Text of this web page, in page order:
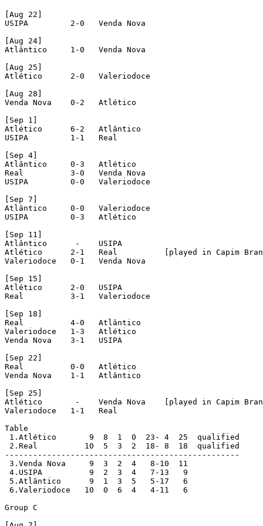
[Aug 22]
USIPA         2-0   Venda Nova
[Aug 24]
Atlântico     1-0   Venda Nova
[Aug 25]
Atlético      2-0   Valeriodoce
[Aug 28]
Venda Nova    0-2   Atlético
[Sep 1]
Atlético      6-2   Atlântico
USIPA         1-1   Real
[Sep 4]
Atlântico     0-3   Atlético
Real          3-0   Venda Nova
USIPA         0-0   Valeriodoce
[Sep 7]
Atlântico     0-0   Valeriodoce
USIPA         0-3   Atlético
[Sep 11]
Atlântico      -    USIPA
Atlético      2-1   Real          [played in Capim
Valeriodoce   0-1   Venda Nova
[Sep 15]
Atlético      2-0   USIPA
Real          3-1   Valeriodoce
[Sep 18]
Real          4-0   Atlântico
Valeriodoce   1-3   Atlético
Venda Nova    3-1   USIPA
[Sep 22]
Real          0-0   Atlético
Venda Nova    1-1   Atlântico
[Sep 25]
Atlético       -    Venda Nova    [played in Capim
Valeriodoce   1-1   Real
Table
1.Atlético       9  8  1  0  23- 4  25  qualified
2.Real          10  5  3  2  18- 8  18  qualified
--------------------------------------------------
3.Venda Nova     9  3  2  4   8-10  11
4.USIPA          9  2  3  4   7-13   9
5.Atlântico      9  1  3  5   5-17   6
6.Valeriodoce   10  0  6  4   4-11   6
Group C